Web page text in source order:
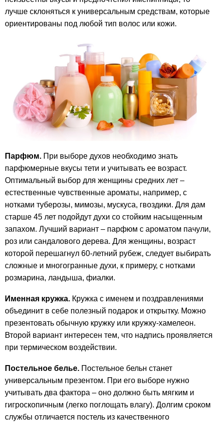
лучше склоняться к универсальным средствам, которые
ориентированы под любой тип волос или кожи.
Парфюм. При выборе духов необходимо знать
парфюмерные вкусы тети и учитывать ее возраст.
Оптимальный выбор для женщины средних лет –
естественные чувственные ароматы, например, с
нотками туберозы, мимозы, мускуса, гвоздики. Для дам
старше 45 лет подойдут духи со стойким насыщенным
запахом. Лучший вариант – парфюм с ароматом пачули,
роз или сандалового дерева. Для женщины, возраст
которой перешагнул 60-летний рубеж, следует выбирать
сложные и многогранные духи, к примеру, с нотками
розмарина, ландыша, фиалки.
Именная кружка. Кружка с именем и поздравлениями
объединит в себе полезный подарок и открытку. Можно
презентовать обычную кружку или кружку-хамелеон.
Второй вариант интересен тем, что надпись проявляется
при термическом воздействии.
Постельное белье. Постельное бельн станет
универсальным презентом. При его выборе нужно
учитывать два фактора – оно должно быть мягким и
гигроскопичным (легко поглощать влагу). Долгим сроком
службы отличается постель из качественного